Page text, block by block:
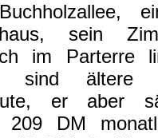
sein
im Parterre
sind ältere
er aber
209 DM